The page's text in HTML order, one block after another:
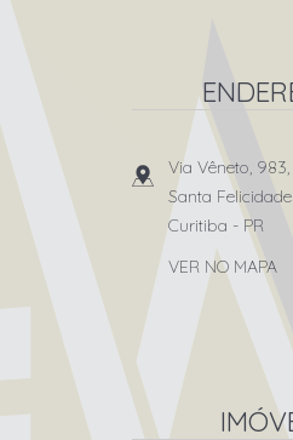
Via Vêneto,
Santa Felicidade
Curitiba - PR
VER NO MAPA